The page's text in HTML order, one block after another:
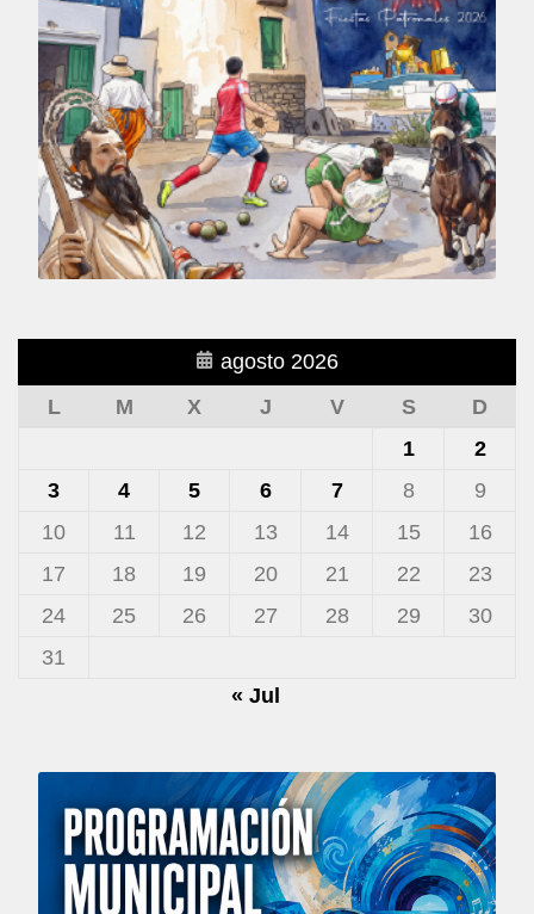
agosto 2026
L
M X J V S
D
1
2
3
4 5 6 7 8
9
10
11 12 13 14 15
16
17
18 19 20 21 22
23
24
25 26 27 28 29
30
31
« Jul